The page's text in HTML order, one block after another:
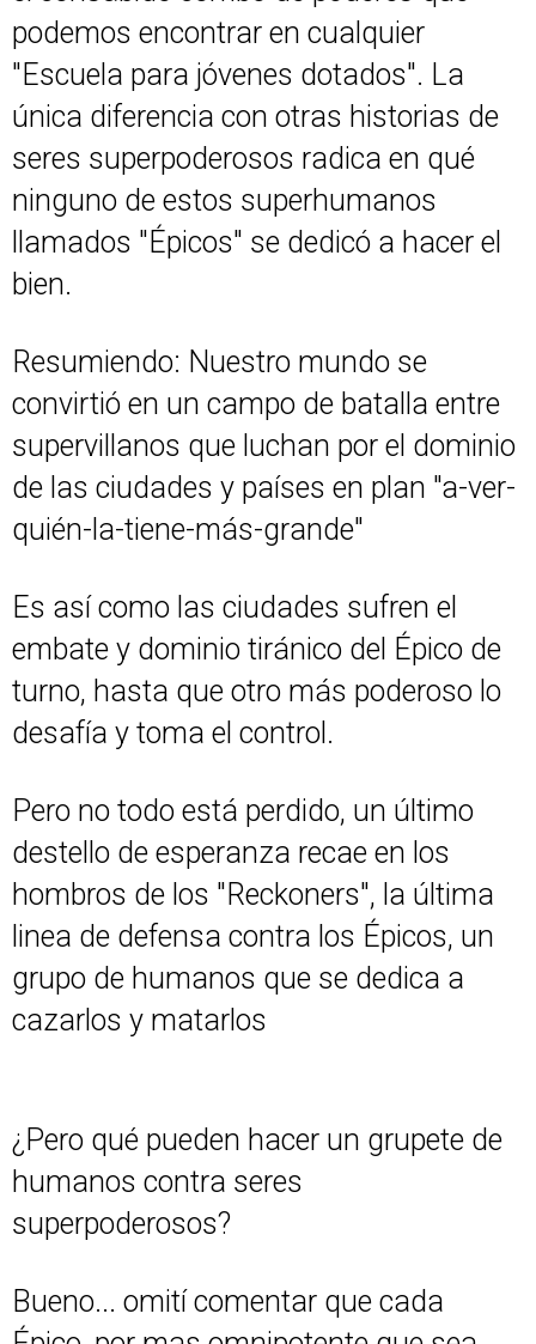
podemos encontrar en cualquier
"Escuela para jóvenes dotados". La
única diferencia con otras historias de
seres superpoderosos radica en qué
ninguno de estos superhumanos
llamados "Épicos" se dedicó a hacer el
bien.
Resumiendo: Nuestro mundo se
convirtió en un campo de batalla entre
supervillanos que luchan por el dominio
de las ciudades y países en plan "a-ver-
quién-la-tiene-más-grande"
Es así como las ciudades sufren el
embate y dominio tiránico del Épico de
turno, hasta que otro más poderoso lo
desafía y toma el control.
Pero no todo está perdido, un último
destello de esperanza recae en los
hombros de los "Reckoners", la última
linea de defensa contra los Épicos, un
grupo de humanos que se dedica a
cazarlos y matarlos
¿Pero qué pueden hacer un grupete de
humanos contra seres
superpoderosos?
Bueno... omití comentar que cada